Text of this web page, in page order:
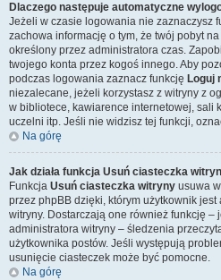
Dlaczego następuje automatyczne
Jeżeli w czasie logowania nie zaznaczysz
zachowa informację o tym, że twój pobyt
określony przez administratora czas.
twojego konta przez kogoś innego. Aby
podczas logowania zaznacz funkcję Loguj
niezalecane, jeżeli korzystasz z witryny z
w bibliotece, kawiarence internetowej, sali
uczelni itp. Jeśli nie widzisz tej funkcji,
Na górę
Jak działa funkcja Usuń ciasteczka
Funkcja Usuń ciasteczka witryny usuwa
przez phpBB dzięki, którym użytkownik
witryny. Dostarczają one również funkcję –
administratora witryny – śledzenia
użytkownika postów. Jeśli występują
usunięcie ciasteczek może być pomocne.
Na górę